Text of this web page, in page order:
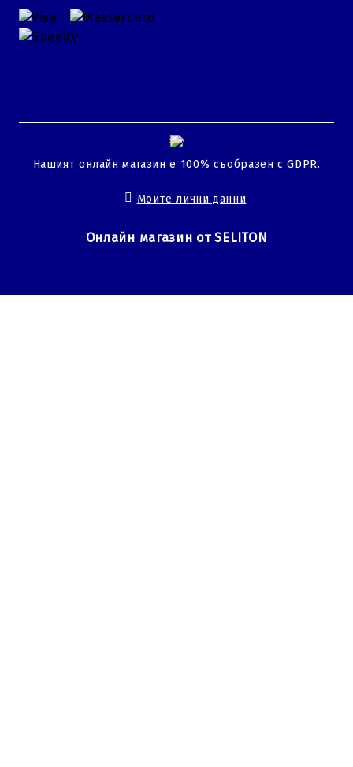
GDPR
Нашият онлайн магазин е 100% съобразен с GDPR.
Моите лични данни
Онлайн магазин от SELITON